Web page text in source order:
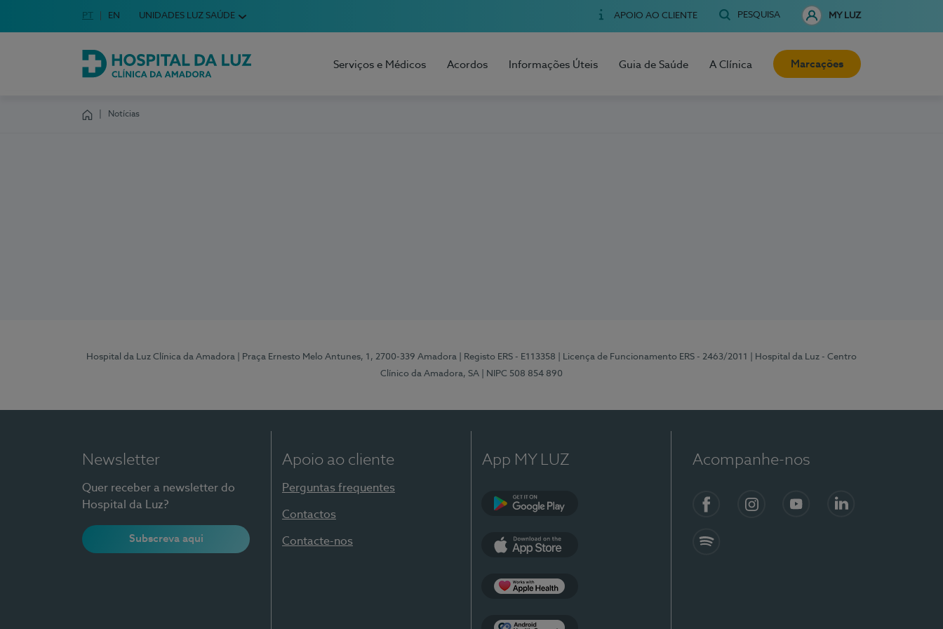
Escolha o seu idioma
Idioma em Português
PT English Language
EN UNIDADES LUZ SAÚDE APOIO AO CLIENTE PESQUISA MY LUZ
Hospital da Luz Clínica da Amadora
Serviços e Médicos Acordos Informações Úteis Guia de Saúde A Clínica Marcações
Notícias
Hospital da Luz Clínica da Amadora | Praça Ernesto Melo Antunes, 1, 2700-339 Amadora | Registo ERS - E113358 | Licença de Funcionamento ERS - 2463/2011
| Hospital da Luz - Centro
Clínico da Amadora, SA
| NIPC 508 854 890
Newsletter
Quer receber a newsletter do
Hospital da Luz?
Subscreva aqui
Apoio ao cliente
Perguntas frequentes
Contactos
Contacte-nos
App MY LUZ Acompanhe-nos